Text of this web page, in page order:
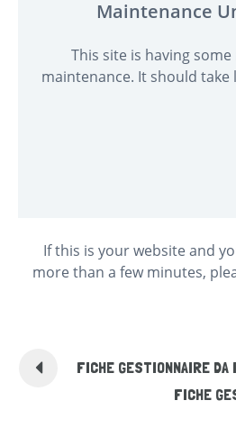
FICHE GESTIONNAIRE DA
FICHE